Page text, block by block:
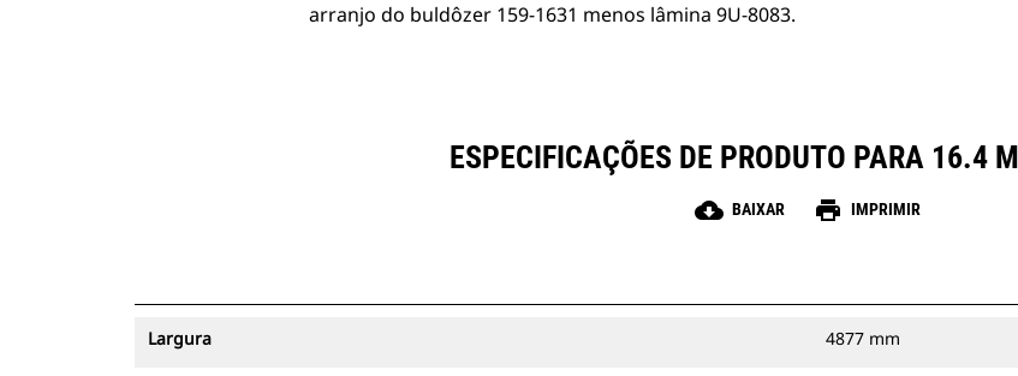
arranjo do buldôzer 159-1631 menos lâmina 9U-8083.
ESPECIFICAÇÕES DE PRODUTO PARA 16.4
cloud_download BAIXAR print IMPRIMIR
Largura 4877 mm